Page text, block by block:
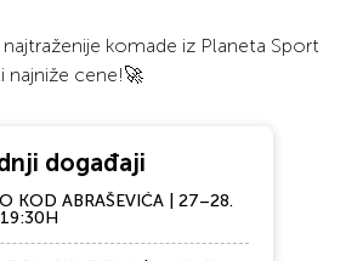
komade iz Planeta Sport
najniže cene!🚀
događaji
KOD ABRAŠEVIĆA | 27–28.